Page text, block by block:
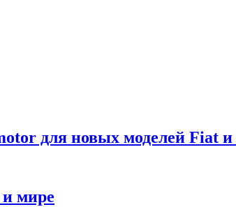
для новых моделей Fiat
и мире